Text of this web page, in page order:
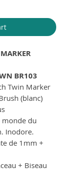
BR103
Twin Marker
(blanc)
monde du
Inodore.
de 1mm +
+ Biseau